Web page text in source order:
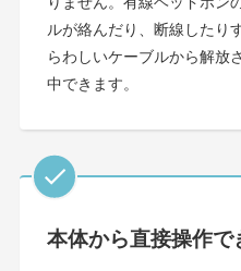
ルが絡んだり、断線したり
らわしいケーブルから解放
中できます。
本体から直接操作で